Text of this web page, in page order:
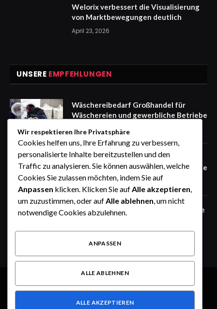
Welorix verbessert die Visualisierung
von Marktbewegungen deutlich
April 23, 2026
UNSERE EMPFEHLUNGEN
Wäschereibedarf Großhandel für
Wäschereien und gewerbliche Betriebe
August 9, 2026
Industriewäscherei Ausstattung für
leistungsstarke und effiziente Betriebe
August 9, 2026
Trusted Uiwang Business Trip Massage
August 7, 2026
© 2026 Alle Rechte vorbehalten.Dusseldorf Style
Wir respektieren Ihre Privatsphäre
Cookies helfen uns, Ihre Erfahrung zu verbessern,
personalisierte Inhalte bereitzustellen und den
Traffic zu analysieren. Sie können auswählen, welche
Cookies Sie zulassen möchten, indem Sie auf
Anpassen klicken. Klicken Sie aufAlle akzeptieren,
um zuzustimmen, oder aufAlle ablehnen, um nicht
notwendige Cookies abzulehnen.
ANPASSEN
ALLE ABLEHNEN
ALLE AKZEPTIEREN